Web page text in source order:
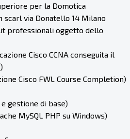
per la Domotica
scarl via Donatello 14 Milano
professionali oggetto dello
Cisco CCNA conseguita il
Cisco FWL Course Completion)
gestione di base)
MySQL PHP su Windows)